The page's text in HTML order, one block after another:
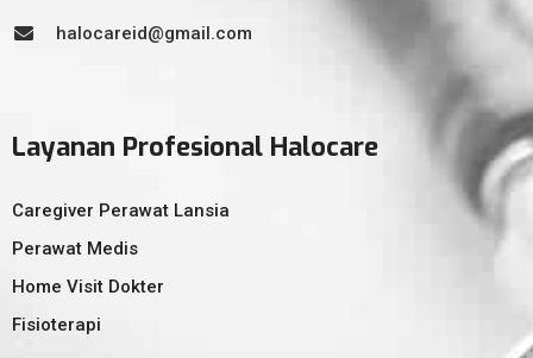
halocareid@gmail.com
Layanan Profesional Halocare
Caregiver Perawat Lansia
Perawat Medis
Home Visit Dokter
Fisioterapi